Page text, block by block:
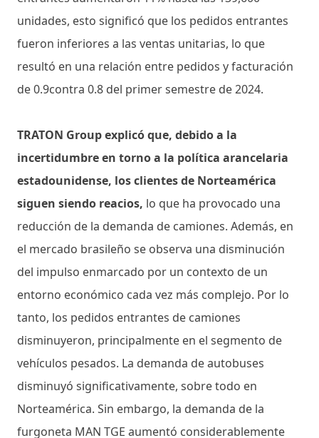
unidades, esto significó que los pedidos entrantes
fueron inferiores a las ventas unitarias, lo que
resultó en una relación entre pedidos y facturación
de 0.9contra 0.8 del primer semestre de 2024.
TRATON Group explicó que, debido a la
incertidumbre en torno a la política arancelaria
estadounidense, los clientes de Norteamérica
siguen siendo reacios, lo que ha provocado una
reducción de la demanda de camiones. Además, en
el mercado brasileño se observa una disminución
del impulso enmarcado por un contexto de un
entorno económico cada vez más complejo. Por lo
tanto, los pedidos entrantes de camiones
disminuyeron, principalmente en el segmento de
vehículos pesados. La demanda de autobuses
disminuyó significativamente, sobre todo en
Norteamérica. Sin embargo, la demanda de la
furgoneta MAN TGE aumentó considerablemente